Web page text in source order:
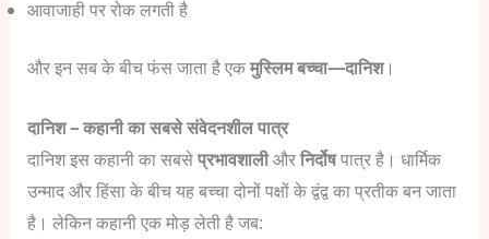
आवाजाही पर रोक लगती है
और इन सब के बीच फंस जाता है एकमुस्लिम बच्चा—दानिश।
दानिश – कहानी का सबसे संवेदनशील पात्र
दानिश इस कहानी का सबसेप्रभावशालीऔरनिर्दोषपात्र है। धार्मिक
उन्माद और हिंसा के बीच यह बच्चा दोनों पक्षों के द्वंद्व का प्रतीक बन जाता
है। लेकिन कहानी एक मोड़ लेती है जब: